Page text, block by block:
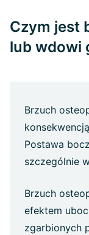
Czym jest
lub wdowi
Brzuch
Postawa
szczególnie
Brzuch
efektem
zgarbionych